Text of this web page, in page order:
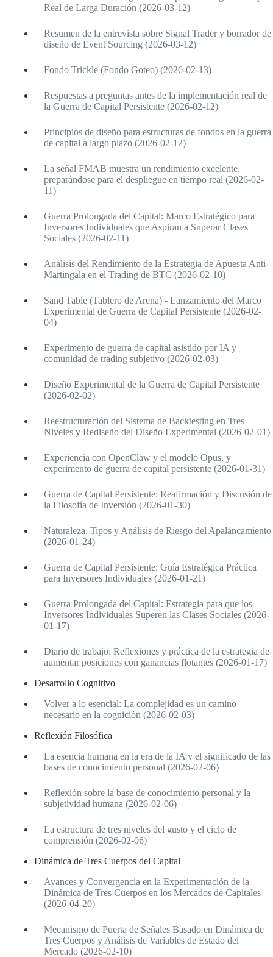
Real de Larga Duración (2026-03-12)
Resumen de la entrevista sobre Signal Trader y borrador de
diseño de Event Sourcing (2026-03-12)
Fondo Trickle (Fondo Goteo) (2026-02-13)
Respuestas a preguntas antes de la implementación real de
la Guerra de Capital Persistente (2026-02-12)
Principios de diseño para estructuras de fondos en la guerra
de capital a largo plazo (2026-02-12)
La señal FMAB muestra un rendimiento excelente,
preparándose para el despliegue en tiempo real (2026-02-
11)
Guerra Prolongada del Capital: Marco Estratégico para
Inversores Individuales que Aspiran a Superar Clases
Sociales (2026-02-11)
Análisis del Rendimiento de la Estrategia de Apuesta Anti-
Martingala en el Trading de BTC (2026-02-10)
Sand Table (Tablero de Arena) - Lanzamiento del Marco
Experimental de Guerra de Capital Persistente (2026-02-
04)
Experimento de guerra de capital asistido por IA y
comunidad de trading subjetivo (2026-02-03)
Diseño Experimental de la Guerra de Capital Persistente
(2026-02-02)
Reestructuración del Sistema de Backtesting en Tres
Niveles y Rediseño del Diseño Experimental (2026-02-01)
Experiencia con OpenClaw y el modelo Opus, y
experimento de guerra de capital persistente (2026-01-31)
Guerra de Capital Persistente: Reafirmación y Discusión de
la Filosofía de Inversión (2026-01-30)
Naturaleza, Tipos y Análisis de Riesgo del Apalancamiento
(2026-01-24)
Guerra de Capital Persistente: Guía Estratégica Práctica
para Inversores Individuales (2026-01-21)
Guerra Prolongada del Capital: Estrategia para que los
Inversores Individuales Superen las Clases Sociales (2026-
01-17)
Diario de trabajo: Reflexiones y práctica de la estrategia de
aumentar posiciones con ganancias flotantes (2026-01-17)
Desarrollo Cognitivo
Volver a lo esencial: La complejidad es un camino
necesario en la cognición (2026-02-03)
Reflexión Filosófica
La esencia humana en la era de la IA y el significado de las
bases de conocimiento personal (2026-02-06)
Reflexión sobre la base de conocimiento personal y la
subjetividad humana (2026-02-06)
La estructura de tres niveles del gusto y el ciclo de
comprensión (2026-02-06)
Dinámica de Tres Cuerpos del Capital
Avances y Convergencia en la Experimentación de la
Dinámica de Tres Cuerpos en los Mercados de Capitales
(2026-04-20)
Mecanismo de Puerta de Señales Basado en Dinámica de
Tres Cuerpos y Análisis de Variables de Estado del
Mercado (2026-02-10)